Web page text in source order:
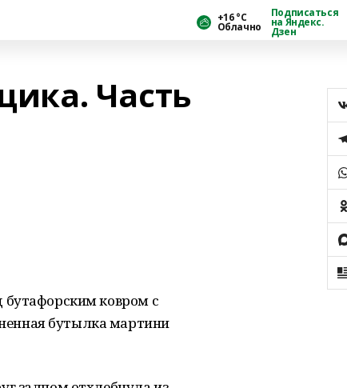
+16 °С
Облачно
Подписаться
на Яндекс.
Дзен
Часть
бутафорским ковром с
бутылка мартини